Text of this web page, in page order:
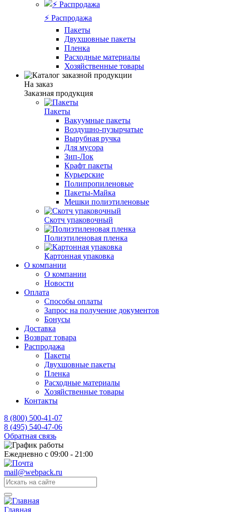
⚡️ Распродажа
Пакеты
Двухшовные пакеты
Пленка
Расходные материалы
Хозяйственные товары
На заказ
Заказная продукция
Пакеты
Вакуумные пакеты
Воздушно-пузырчатые
Вырубная ручка
Для мусора
Зип-Лок
Крафт пакеты
Курьерские
Полипропиленовые
Пакеты-Майка
Мешки полиэтиленовые
Скотч упаковочный
Полиэтиленовая пленка
Картонная упаковка
О компании
О компании
Новости
Оплата
Способы оплаты
Запрос на получение документов
Бонусы
Доставка
Возврат товара
Распродажа
Пакеты
Двухшовные пакеты
Пленка
Расходные материалы
Хозяйственные товары
Контакты
8 (800) 500-41-07
8 (495) 540-47-06
Обратная связь
Ежедневно с 09:00 - 21:00
mail@webpack.ru
Главная